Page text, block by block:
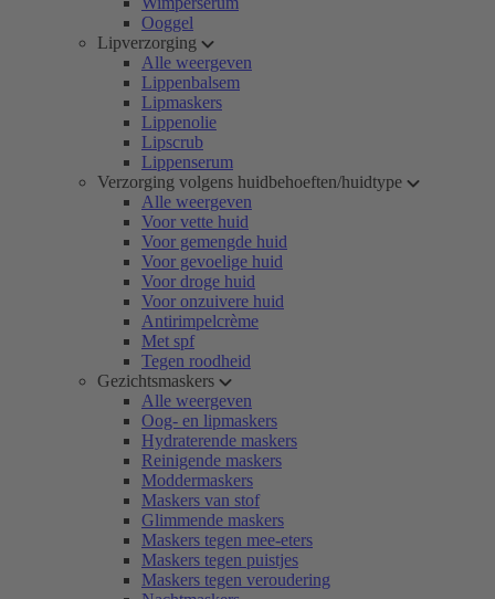
Ooggel
Lipverzorging
Alle weergeven
Lippenbalsem
Lipmaskers
Lippenolie
Lipscrub
Lippenserum
Verzorging volgens huidbehoeften/huidtype
Alle weergeven
Voor vette huid
Voor gemengde huid
Voor gevoelige huid
Voor droge huid
Voor onzuivere huid
Antirimpelcrème
Met spf
Tegen roodheid
Gezichtsmaskers
Alle weergeven
Oog- en lipmaskers
Hydraterende maskers
Reinigende maskers
Moddermaskers
Maskers van stof
Glimmende maskers
Maskers tegen mee-eters
Maskers tegen puistjes
Maskers tegen veroudering